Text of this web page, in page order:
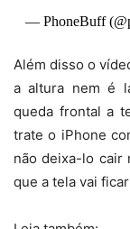
— PhoneBuff
Além disso o
a altura nem é
queda frontal a
trate o iPhone
não deixa-lo cair
que a tela vai